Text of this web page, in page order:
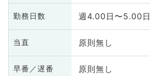
勤務日数 週4.00日〜5.00日
当直 原則無し
早番／遅番 原則無し